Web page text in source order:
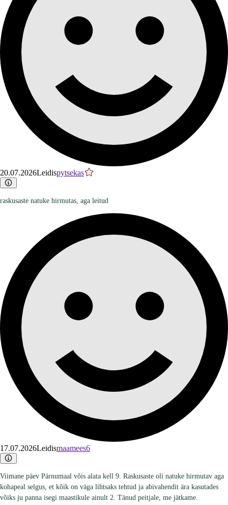
20.07.2026Leidispytsekas
raskusaste natuke hirmutas, aga leitud
17.07.2026Leidismaamees6
Viimane päev Pärnumaal võis alata kell 9. Raskusaste oli natuke hirmutav aga
kohapeal selgus, et kõik on väga lihtsaks tehtud ja abivahendit ära kasutades
võiks ju panna isegi maastikule ainult 2. Tänud peitjale, me jätkame.